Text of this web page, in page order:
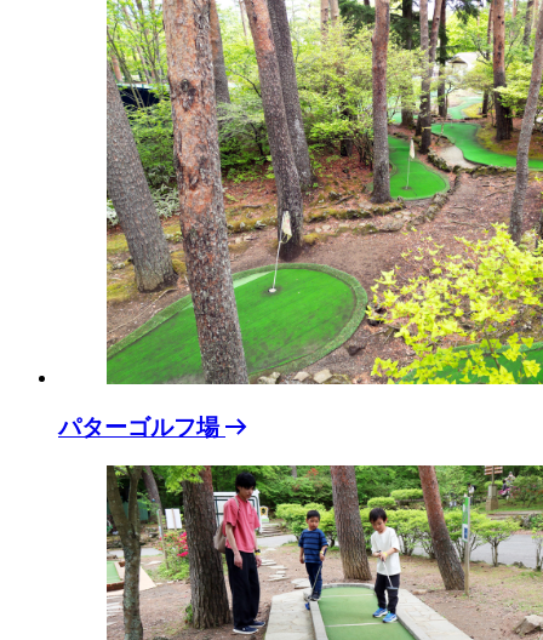
パターゴルフ場